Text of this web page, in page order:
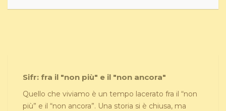
Sifr: fra il "non più" e il "non ancora"
Quello che viviamo è un tempo lacerato fra il “non
più” e il “non ancora”. Una storia si è chiusa, ma